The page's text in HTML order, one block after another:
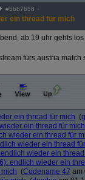
#5687658
ein thread für mich
ab 19 uhr gehts los
fürs austria match
ein thread für mich (
ein thread für mich
wieder ein thread für
wieder ein thread
endlich wieder ein
endlich wieder ein
(Codename 47 am